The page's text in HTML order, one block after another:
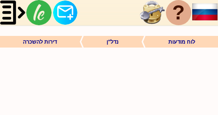
?
לוח מודעות נדל"ן דירות להשכרה